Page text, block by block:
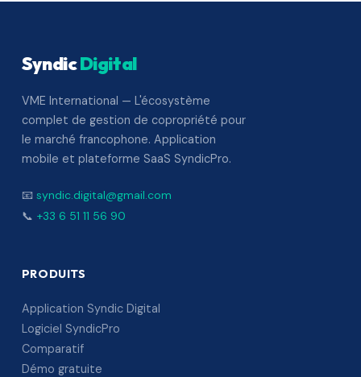
SyndicDigital
VME International — L'écosystème
complet de gestion de copropriété pour
le marché francophone. Application
mobile et plateforme SaaS SyndicPro.
📧 syndic.digital@gmail.com
📞 +33 6 51 11 56 90
PRODUITS
Application Syndic Digital
Logiciel SyndicPro
Comparatif
Démo gratuite